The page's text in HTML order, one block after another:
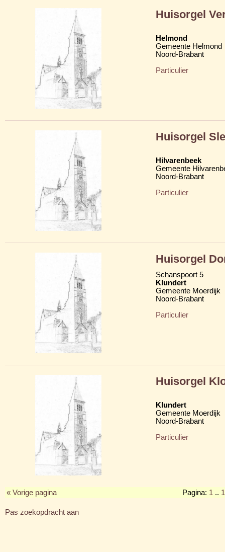
Huisorgel
Helmond
Gemeente Helmond
Noord-Brabant
Particulier
Huisorgel
Hilvarenbeek
Gemeente
Noord-Brabant
Particulier
Huisorgel
Schanspoort 5
Klundert
Gemeente Moerdijk
Noord-Brabant
Particulier
Huisorgel
Klundert
Gemeente Moerdijk
Noord-Brabant
Particulier
« Vorige pagina Pagina: 1 ..
Pas zoekopdracht aan